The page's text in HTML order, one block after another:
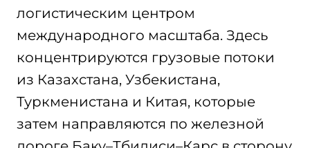
логистическим центром
международного масштаба. Здесь
концентрируются грузовые потоки
из Казахстана, Узбекистана,
Туркменистана и Китая, которые
затем направляются по железной